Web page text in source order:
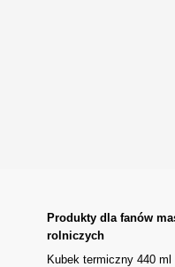
Produkty dla fanów
rolniczych
Kubek termiczny 440 ml